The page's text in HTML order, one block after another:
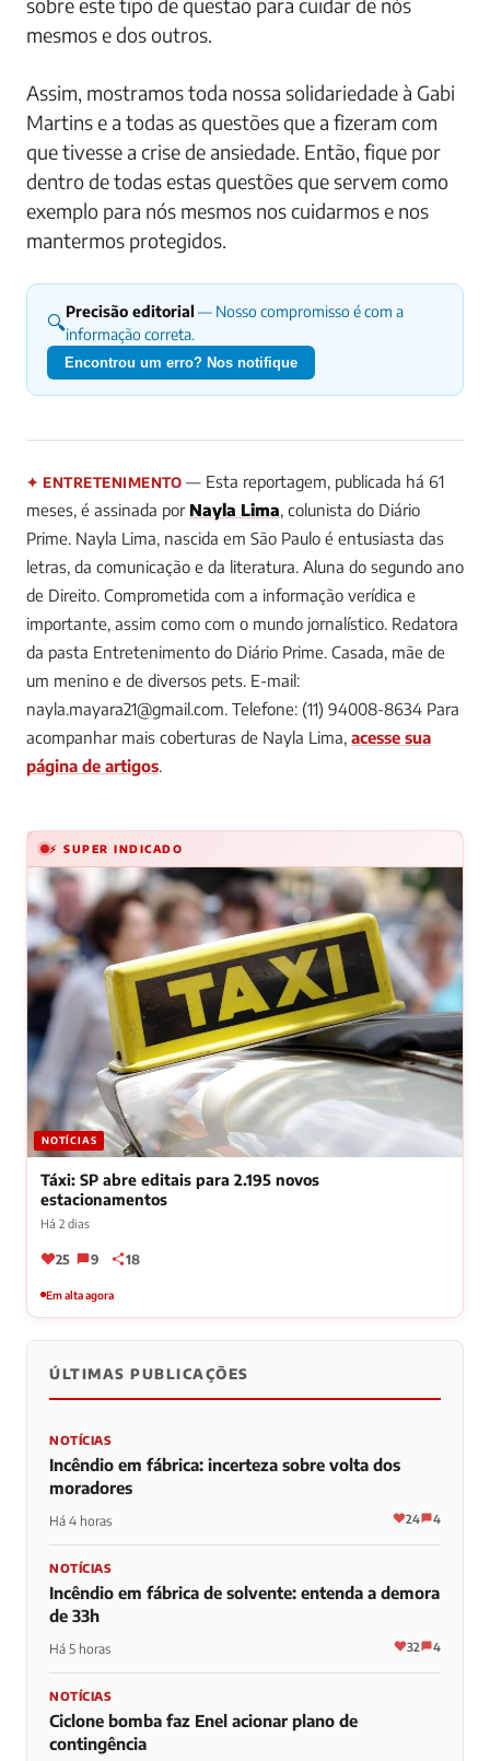
mesmos e dos outros.
Assim, mostramos toda nossa solidariedade à Gabi
Martins e a todas as questões que a fizeram com
que tivesse a crise de ansiedade. Então, fique por
dentro de todas estas questões que servem como
exemplo para nós mesmos nos cuidarmos e nos
mantermos protegidos.
🔍Precisão editorial — Nosso compromisso é com a
informação correta.
Encontrou um erro? Nos notifique
✦ ENTRETENIMENTO — Esta reportagem, publicada há 61
meses, é assinada por Nayla Lima, colunista do Diário
Prime. Nayla Lima, nascida em São Paulo é entusiasta das
letras, da comunicação e da literatura. Aluna do segundo ano
de Direito. Comprometida com a informação verídica e
importante, assim como com o mundo jornalístico. Redatora
da pasta Entretenimento do Diário Prime. Casada, mãe de
um menino e de diversos pets. E-mail:
nayla.mayara21@gmail.com. Telefone: (11) 94008-8634 Para
acompanhar mais coberturas de Nayla Lima, acesse sua
página de artigos.
⚡ SUPER INDICADO
NOTÍCIAS
Táxi: SP abre editais para 2.195 novos
estacionamentos
Há 2 dias
25 9 18
Em alta agora
ÚLTIMAS PUBLICAÇÕES
NOTÍCIAS
Incêndio em fábrica: incerteza sobre volta dos
moradores
Há 4 horas 24 4
NOTÍCIAS
Incêndio em fábrica de solvente: entenda a demora
de 33h
Há 5 horas 32 4
NOTÍCIAS
Ciclone bomba faz Enel acionar plano de
contingência